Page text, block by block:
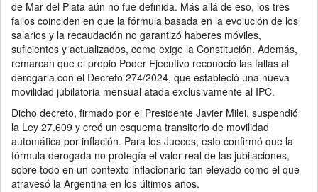
de Mar del Plata aún no fue definida. Más allá de eso, los tres
fallos coinciden en que la fórmula basada en la evolución de los
salarios y la recaudación no garantizó haberes móviles,
suficientes y actualizados, como exige la Constitución. Además,
remarcan que el propio Poder Ejecutivo reconoció las fallas al
derogarla con el Decreto 274/2024, que estableció una nueva
movilidad jubilatoria mensual atada exclusivamente al IPC.
Dicho decreto, firmado por el Presidente Javier Milei, suspendió
la Ley 27.609 y creó un esquema transitorio de movilidad
automática por inflación. Para los Jueces, esto confirmó que la
fórmula derogada no protegía el valor real de las jubilaciones,
sobre todo en un contexto inflacionario tan elevado como el que
atravesó la Argentina en los últimos años.